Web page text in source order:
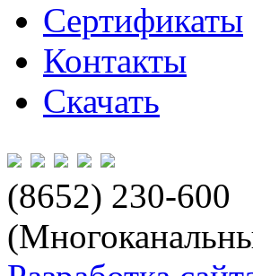
Сертификаты
Контакты
Скачать
(8652) 230-600